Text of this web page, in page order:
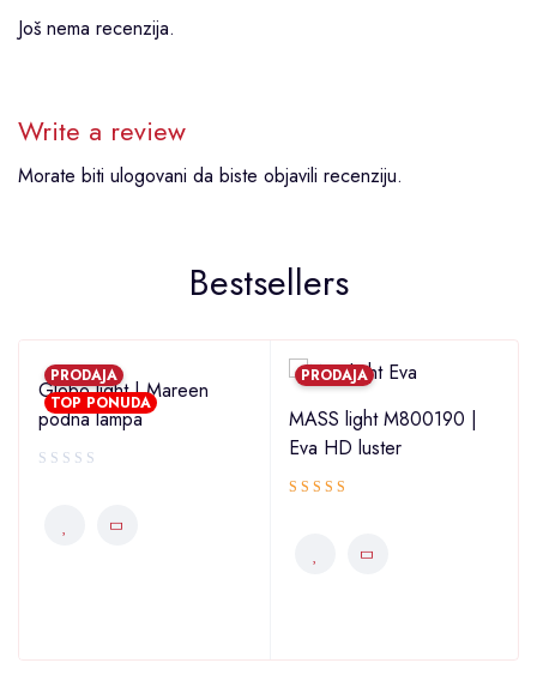
Još nema recenzija.
Write a review
Morate biti ulogovani da biste objavili recenziju.
Bestsellers
PRODAJA
TOP PONUDA
Globo light | Mareen
podna lampa
PRODAJA
MASS light M800190 |
Eva HD luster